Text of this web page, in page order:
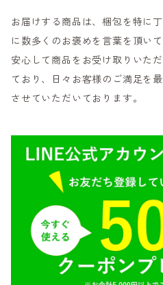
お届けする商品は、梱包を特に
に数多くのお褒めを言葉を頂いて
安心して商品をお受け取りいた
ており、日々お客様のご満足を
させていただいております。